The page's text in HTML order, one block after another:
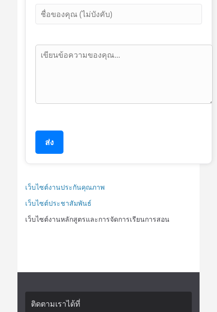
ส่ง
เว็บไซต์งานประกันคุณภาพ
เว็บไซต์ประชาสัมพันธ์
เว็บไซต์งานหลักสูตรและการจัดการเรียนการสอน
ติดตามเราได้ที่